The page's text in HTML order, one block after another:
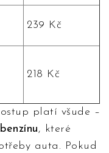
239 Kč
218 Kč
platí všude –
benzínu, které
auta. Pokud